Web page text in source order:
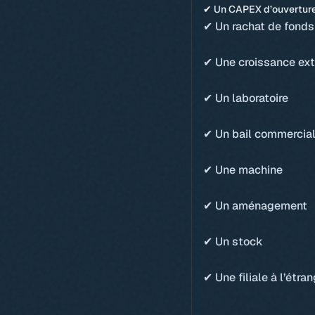
✔ Un CAPEX
✔ Un rachat de
✔ Une croissance
✔ Un laboratoire
✔ Un bail commercial
✔ Une machine
✔ Un aménagement
✔ Un stock
✔ Une filiale à